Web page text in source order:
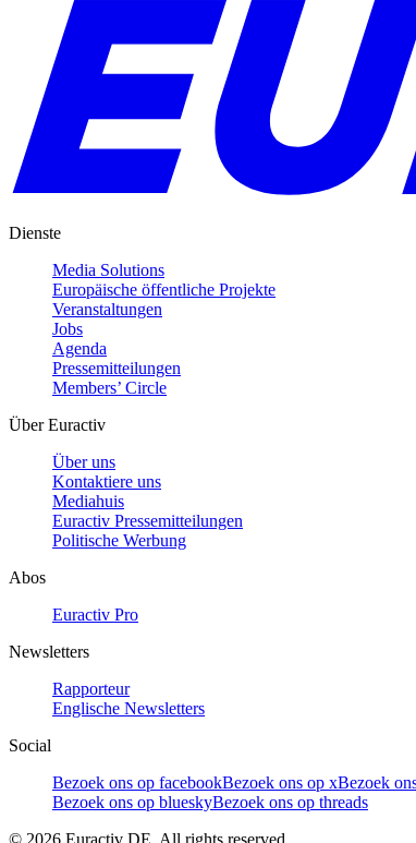
Dienste
Media Solutions
Europäische öffentliche Projekte
Veranstaltungen
Jobs
Agenda
Pressemitteilungen
Members’ Circle
Über Euractiv
Über uns
Kontaktiere uns
Mediahuis
Euractiv Pressemitteilungen
Politische Werbung
Abos
Euractiv Pro
Newsletters
Rapporteur
Englische Newsletters
Social
Bezoek ons op facebookBezoek ons op xBezoek
Bezoek ons op blueskyBezoek ons op threads